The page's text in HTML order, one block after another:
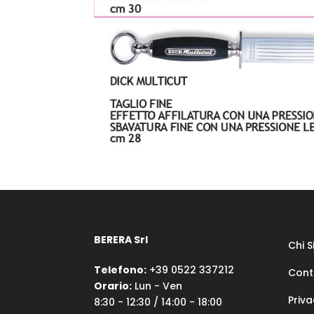
BERERA Srl
Telefono: +39 0522 337212
Orario: Lun - Ven
8:30 - 12:30 / 14:00 - 18:00
Chi